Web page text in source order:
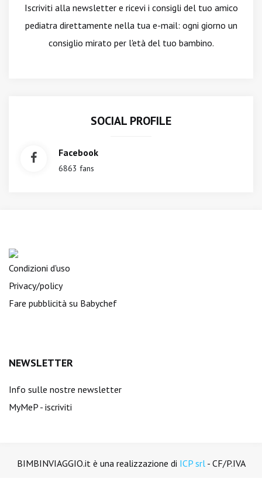
Iscriviti alla newslettere ricevi i consigli del tuo amico
pediatra direttamente nella tua e-mail: ogni giorno un
consiglio mirato per l'età del tuo bambino.
SOCIAL PROFILE
Facebook
6863 fans
Condizioni d'uso
Privacy/policy
Fare pubblicità su Babychef
NEWSLETTER
Info sulle nostre newsletter
MyMeP - iscriviti
BIMBINVIAGGIO.it è una realizzazione di ICP srl- CF/P.IVA